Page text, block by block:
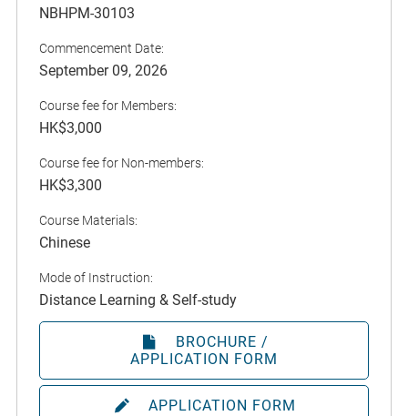
NBHPM-30103
Commencement Date:
September 09, 2026
Course fee for Members:
HK$3,000
Course fee for Non-members:
HK$3,300
Course Materials:
Chinese
Mode of Instruction:
Distance Learning & Self-study
BROCHURE /
APPLICATION FORM
APPLICATION FORM